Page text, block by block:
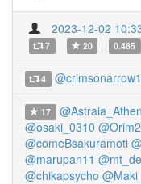
2023-12-02
7 20 0.485
4 @crimsonarrow1
17
@osaki_0310
@comeBsakuramoti
@marupan11
@chikapsycho